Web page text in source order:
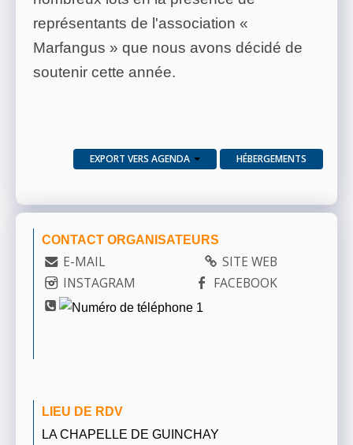
représentants de l'association «
Marfangus » que nous avons décidé de
soutenir cette année.
EXPORT VERS AGENDA HÉBERGEMENTS
CONTACT ORGANISATEURS
E-MAIL
SITE WEB
INSTAGRAM
FACEBOOK
LIEU DE RDV
LA CHAPELLE DE GUINCHAY